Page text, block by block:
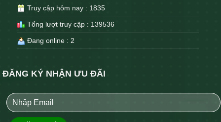
Truy cập hôm nay : 1835
Tổng lượt truy cập : 139536
Đang online : 2
ĐĂNG KÝ NHẬN ƯU ĐÃI